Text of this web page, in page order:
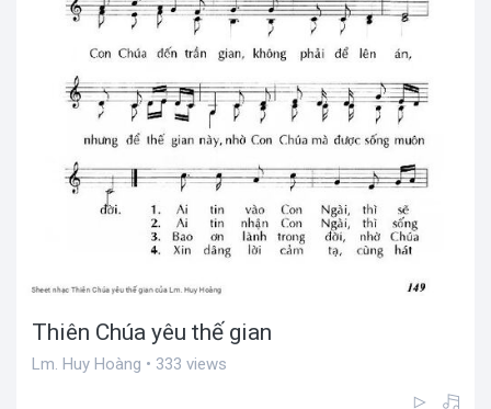
Thiên Chúa yêu thế gian
Lm. Huy Hoàng • 333 views